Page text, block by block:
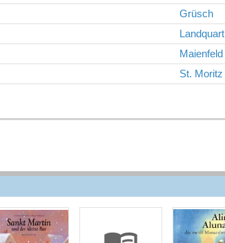
Grüsch
Landquart
Maienfeld
St. Moritz